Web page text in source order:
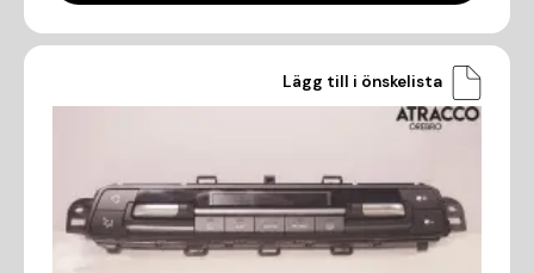
Lägg till i önskelista